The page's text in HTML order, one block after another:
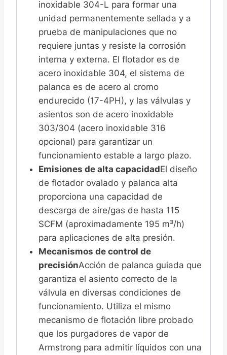
inoxidable 304-L para formar una
unidad permanentemente sellada y a
prueba de manipulaciones que no
requiere juntas y resiste la corrosión
interna y externa. El flotador es de
acero inoxidable 304, el sistema de
palanca es de acero al cromo
endurecido (17-4PH), y las válvulas y
asientos son de acero inoxidable
303/304 (acero inoxidable 316
opcional) para garantizar un
funcionamiento estable a largo plazo.
Emisiones de alta capacidadEl diseño
de flotador ovalado y palanca alta
proporciona una capacidad de
descarga de aire/gas de hasta 115
SCFM (aproximadamente 195 m³/h)
para aplicaciones de alta presión.
Mecanismos de control de
precisiónAcción de palanca guiada que
garantiza el asiento correcto de la
válvula en diversas condiciones de
funcionamiento. Utiliza el mismo
mecanismo de flotación libre probado
que los purgadores de vapor de
Armstrong para admitir líquidos con una